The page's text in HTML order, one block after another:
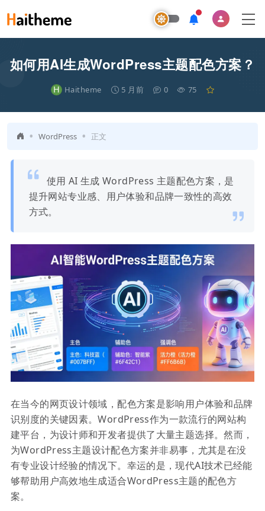
如何用AI生成WordPress主题配色方案？​
H Haitheme 5 月前 0 75
• WordPress • 正文
使用 AI 生成 WordPress 主题配色方案，是
提升网站专业感、用户体验和品牌一致性的高效
方式。
在当今的网页设计领域，配色方案是影响用户体验和品牌
识别度的关键因素。WordPress作为一款流行的网站构
建平台，为设计师和开发者提供了大量主题选择。然而，
为WordPress主题设计配色方案并非易事，尤其是在没
有专业设计经验的情况下。幸运的是，现代AI技术已经能
够帮助用户高效地生成适合WordPress主题的配色方
案。